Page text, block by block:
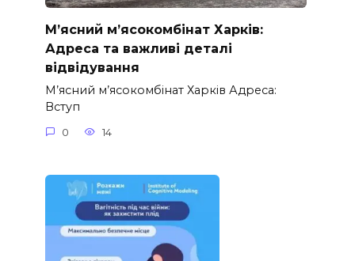
М’ясний м’ясокомбінат Харків:
Адреса та важливі деталі
відвідування
М’ясний м’ясокомбінат Харків Адреса:
Вступ
0 14